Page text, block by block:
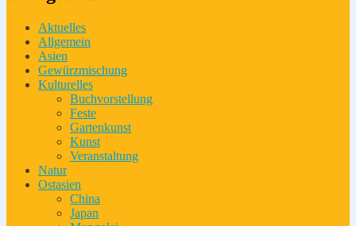
Aktuelles
Allgemein
Asien
Gewürzmischung
Kulturelles
Buchvorstellung
Feste
Gartenkunst
Kunst
Veranstaltung
Natur
Ostasien
China
Japan